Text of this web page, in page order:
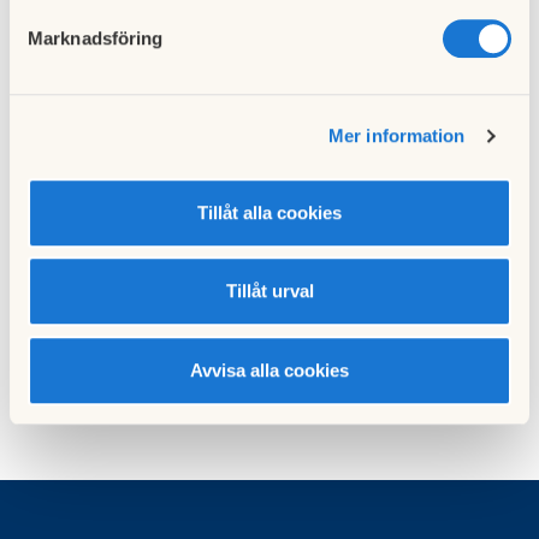
Marknadsföring
Mer information
Tillåt alla cookies
Tillåt urval
Avvisa alla cookies
Problem med
Aptussystemet/nyckelbrickssystemet